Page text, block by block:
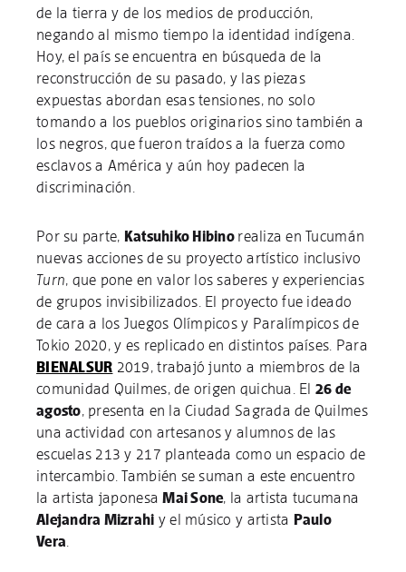
de la tierra y de los medios de producción,
negando al mismo tiempo la identidad indígena.
Hoy, el país se encuentra en búsqueda de la
reconstrucción de su pasado, y las piezas
expuestas abordan esas tensiones, no solo
tomando a los pueblos originarios sino también a
los negros, que fueron traídos a la fuerza como
esclavos a América y aún hoy padecen la
discriminación.
Por su parte, Katsuhiko Hibino realiza en Tucumán
nuevas acciones de su proyecto artístico inclusivo
Turn, que pone en valor los saberes y experiencias
de grupos invisibilizados. El proyecto fue ideado
de cara a los Juegos Olímpicos y Paralímpicos de
Tokio 2020, y es replicado en distintos países. Para
BIENALSUR 2019, trabajó junto a miembros de la
comunidad Quilmes, de origen quichua. El 26 de
agosto, presenta en la Ciudad Sagrada de Quilmes
una actividad con artesanos y alumnos de las
escuelas 213 y 217 planteada como un espacio de
intercambio. También se suman a este encuentro
la artista japonesaMai Sone, la artista tucumana
Alejandra Mizrahi y el músico y artista Paulo
Vera